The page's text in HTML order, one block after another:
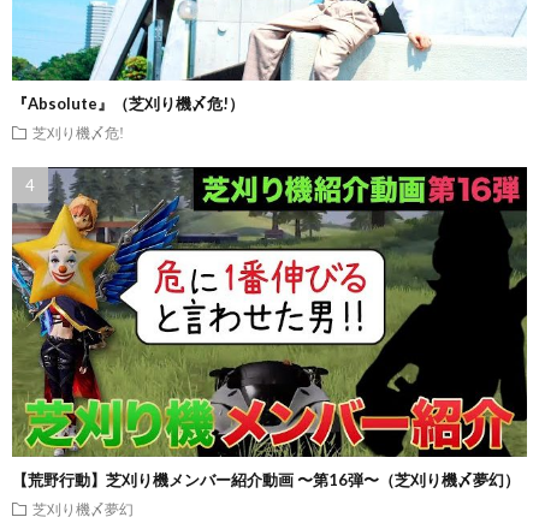
『Absolute』（芝刈り機〆危!）
芝刈り機〆危!
【荒野行動】芝刈り機メンバー紹介動画 〜第16弾〜（芝刈り機〆夢幻）
芝刈り機〆夢幻